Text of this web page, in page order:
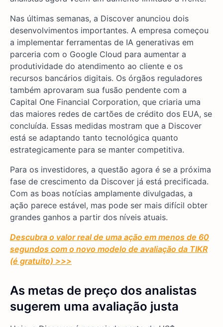
Nas últimas semanas, a Discover anunciou dois
desenvolvimentos importantes. A empresa começou
a implementar ferramentas de IA generativas em
parceria com o Google Cloud para aumentar a
produtividade do atendimento ao cliente e os
recursos bancários digitais. Os órgãos reguladores
também aprovaram sua fusão pendente com a
Capital One Financial Corporation, que criaria uma
das maiores redes de cartões de crédito dos EUA, se
concluída. Essas medidas mostram que a Discover
está se adaptando tanto tecnológica quanto
estrategicamente para se manter competitiva.
Para os investidores, a questão agora é se a próxima
fase de crescimento da Discover já está precificada.
Com as boas notícias amplamente divulgadas, a
ação parece estável, mas pode ser mais difícil obter
grandes ganhos a partir dos níveis atuais.
Descubra o valor real de uma ação em menos de 60
segundos com o novo modelo de avaliação da TIKR
(é gratuito) >>>
As metas de preço dos analistas
sugerem uma avaliação justa